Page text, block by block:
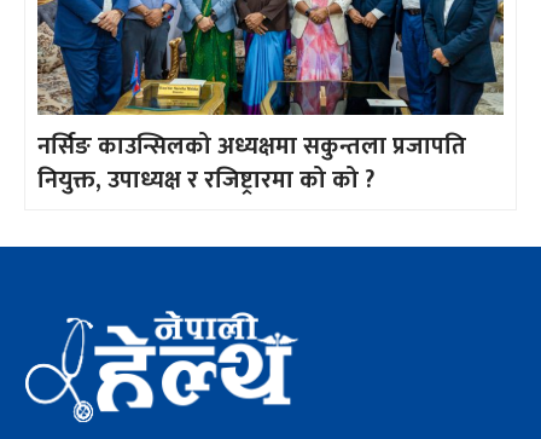
नर्सिङ काउन्सिलको अध्यक्षमा सकुन्तला प्रजापति
नियुक्त, उपाध्यक्ष र रजिष्ट्रारमा को को ?